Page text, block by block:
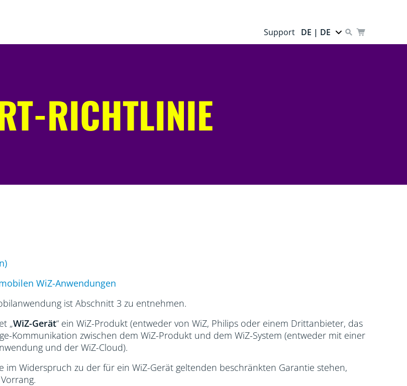
Support DE | DE
RICHTLINIE
WiZ-Anwendungen
ist Abschnitt 3 zu entnehmen.
„WiZ-Gerät“ ein WiZ-Produkt (entweder von WiZ, Philips oder einem Drittanbieter, das
Kommunikation zwischen dem WiZ-Produkt und dem WiZ-System (entweder mit einer
und der WiZ-Cloud).
Widerspruch zu der für ein WiZ-Gerät geltenden beschränkten Garantie stehen,